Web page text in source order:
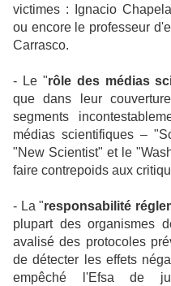
victimes : Ignacio
ou encore le professeur
Carrasco.
- Le "rôle des médias
que dans leur
segments
médias scientifiques –
"New Scientist" et le
faire contrepoids aux
- La "responsabilité
plupart des organismes
avalisé des protocoles
de détecter les effets
empêché l'Efsa de